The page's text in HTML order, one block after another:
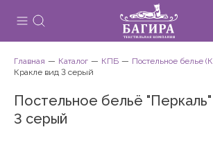
Главная Каталог КПБ
Постельное белье
Кракле вид 3 серый
Постельное бельё
3 серый